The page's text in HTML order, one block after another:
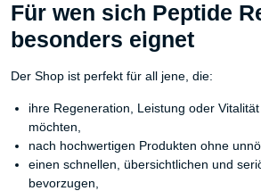
Für wen sich Peptide
besonders eignet
Der Shop ist perfekt für all jene, die:
ihre Regeneration, Leistung oder
möchten,
nach hochwertigen Produkten ohne
einen schnellen, übersichtlichen und
bevorzugen,